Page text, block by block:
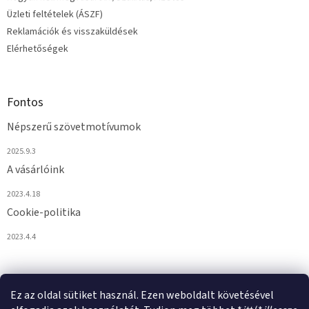
Ez az oldal sütiket használ. Ezen weboldalt követésével
Üzleti feltételek (ÁSZF)
Reklamációk és visszaküldések
Elérhetőségek
Fontos
Népszerű szövetmotívumok
2025.9.3
A vásárlóink
2023.4.18
Cookie-politika
2023.4.4